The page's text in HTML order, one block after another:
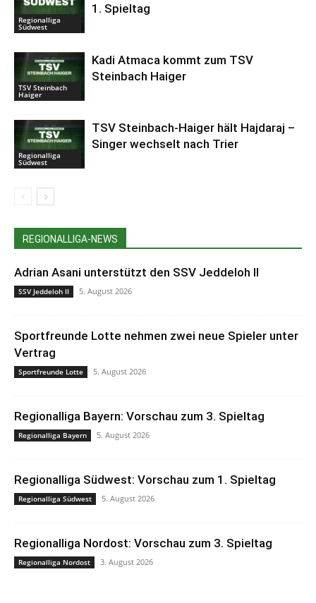
Regionalliga
Südwest
1. Spieltag
TSV Steinbach
Haiger
Kadi Atmaca kommt zum TSV
Steinbach Haiger
Regionalliga
Südwest
TSV Steinbach-Haiger hält Hajdaraj –
Singer wechselt nach Trier
REGIONALLIGA-NEWS
Adrian Asani unterstützt den SSV Jeddeloh II
SSV Jeddeloh II 5. August 2026
Sportfreunde Lotte nehmen zwei neue Spieler unter
Vertrag
Sportfreunde Lotte 5. August 2026
Regionalliga Bayern: Vorschau zum 3. Spieltag
Regionalliga Bayern 5. August 2026
Regionalliga Südwest: Vorschau zum 1. Spieltag
Regionalliga Südwest 5. August 2026
Regionalliga Nordost: Vorschau zum 3. Spieltag
Regionalliga Nordost 3. August 2026